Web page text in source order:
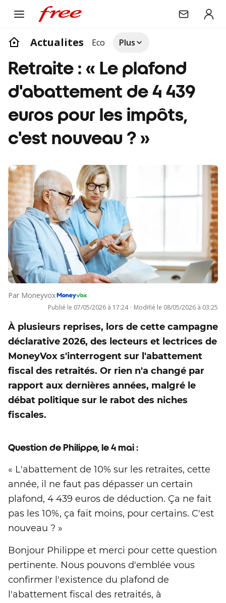
Actualites Eco Plus
Retraite : « Le plafond
d'abattement de 4 439
euros pour les impôts,
c'est nouveau ? »
Par Moneyvox
Publié le 07/05/2026 à 17:24 · Modifié le 08/05/2026 à 03:25
À plusieurs reprises, lors de cette campagne
déclarative 2026, des lecteurs et lectrices de
MoneyVox s'interrogent sur l'abattement
fiscal des retraités. Or rien n'a changé par
rapport aux dernières années, malgré le
débat politique sur le rabot des niches
fiscales.
Question de Philippe, le 4 mai :
« L'abattement de 10% sur les retraites, cette
année, il ne faut pas dépasser un certain
plafond, 4 439 euros de déduction. Ça ne fait
pas les 10%, ça fait moins, pour certains. C'est
nouveau ? »
Bonjour Philippe et merci pour cette question
pertinente. Nous pouvons d'emblée vous
confirmer l'existence du plafond de
l'abattement fiscal des retraités, à